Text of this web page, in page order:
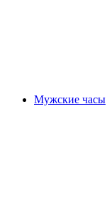
Мужские часы